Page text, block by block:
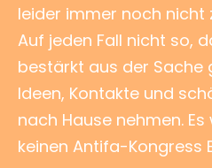
leider immer noch nicht
Auf jeden Fall nicht so,
bestärkt aus der Sache
Ideen, Kontakte und
nach Hause nehmen.
keinen Antifa-Kongress